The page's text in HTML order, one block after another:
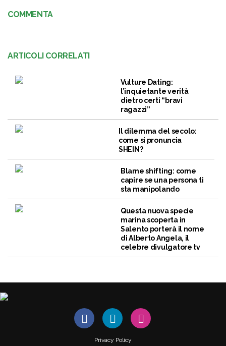
COMMENTA
ARTICOLI CORRELATI
Vulture Dating:
l’inquietante verità
dietro certi “bravi
ragazzi”
Il dilemma del secolo:
come si pronuncia
SHEIN?
Blame shifting: come
capire se una persona ti
sta manipolando
Questa nuova specie
marina scoperta in
Salento porterà il nome
di Alberto Angela, il
celebre divulgatore tv
Privacy Policy